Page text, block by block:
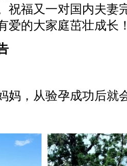
祝福又一对国内夫妻
爱的大家庭茁壮成长
妈，从验孕成功后就